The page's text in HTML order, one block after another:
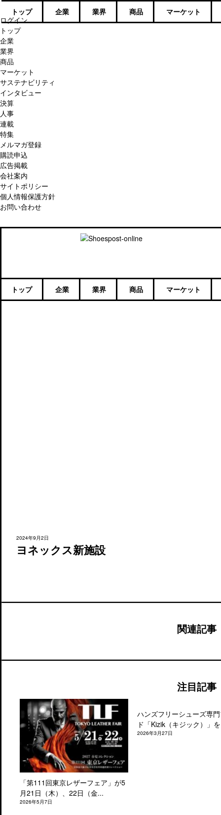
ログイン
トップ
企業
業界
商品
マーケット
サステナビリティ
インタビュー
決算
人事
連載
特集
メルマガ登録
購読申込
広告掲載
会社案内
サイトポリシー
個人情報保護方針
お問い合わせ
トップ 企業 業界 商品 マーケット
トップ 企業 業界 商品 マーケット
2024年9月2日
ヨネックス新施設
関連記事
注目記事
「第111回東京レザーフェア」が5
月21日（木）、22日（金...
2026年5月7日
ハンズフリーシューズ専
ド「Kizik（キジック）」
2026年3月27日